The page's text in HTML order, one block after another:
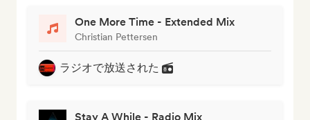
One More Time - Extended Mix
Christian Pettersen
ラジオで放送された
Stay A While - Radio Mix